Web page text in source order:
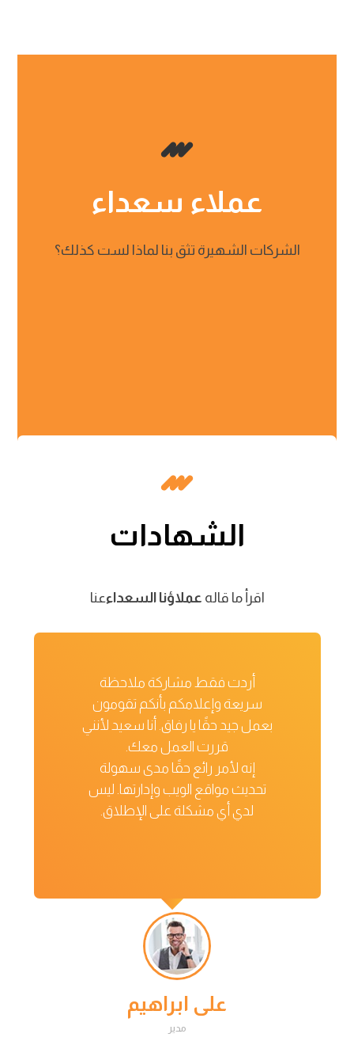
عملاء سعداء
الشركات الشهيرة تثق بنا لماذا لست كذلك؟
الشهادات
اقرأ ما قاله عملاؤنا السعداءعنا
أردت فقط مشاركة ملاحظة
سريعة وإعلامكم بأنكم تقومون
بعمل جيد حقًا يا رفاق. أنا سعيد لأنني
قررت العمل معك.
إنه لأمر رائع حقًا مدى سهولة
تحديث مواقع الويب وإدارتها. ليس
لدي أي مشكلة على الإطلاق.
علی ابراهیم
مدیر